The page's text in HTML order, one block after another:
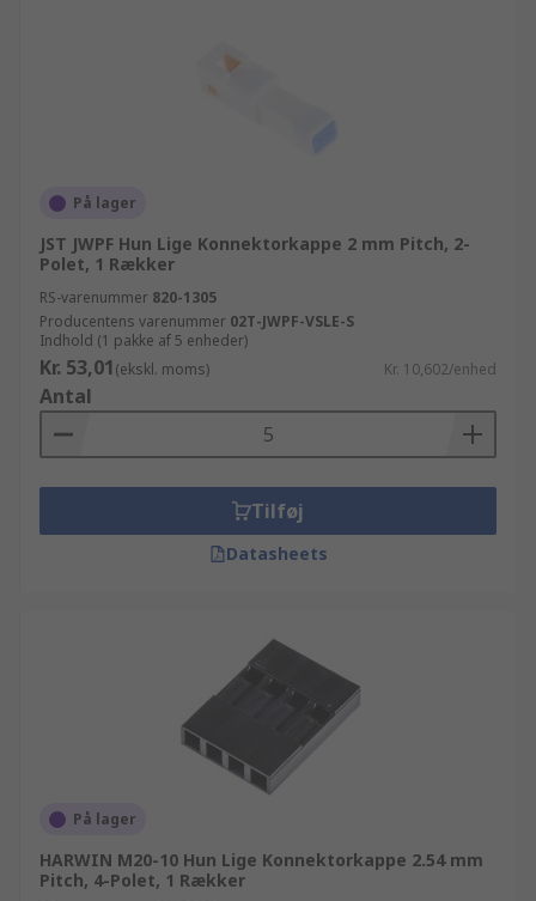
På lager
JST JWPF Hun Lige Konnektorkappe 2 mm Pitch, 2-
Polet, 1 Rækker
RS-varenummer 820-1305
Producentens varenummer 02T-JWPF-VSLE-S
Indhold (1 pakke af 5 enheder)
Kr. 53,01(ekskl. moms) Kr. 10,602/enhed
Antal
Tilføj
Datasheets
På lager
HARWIN M20-10 Hun Lige Konnektorkappe 2.54 mm
Pitch, 4-Polet, 1 Rækker